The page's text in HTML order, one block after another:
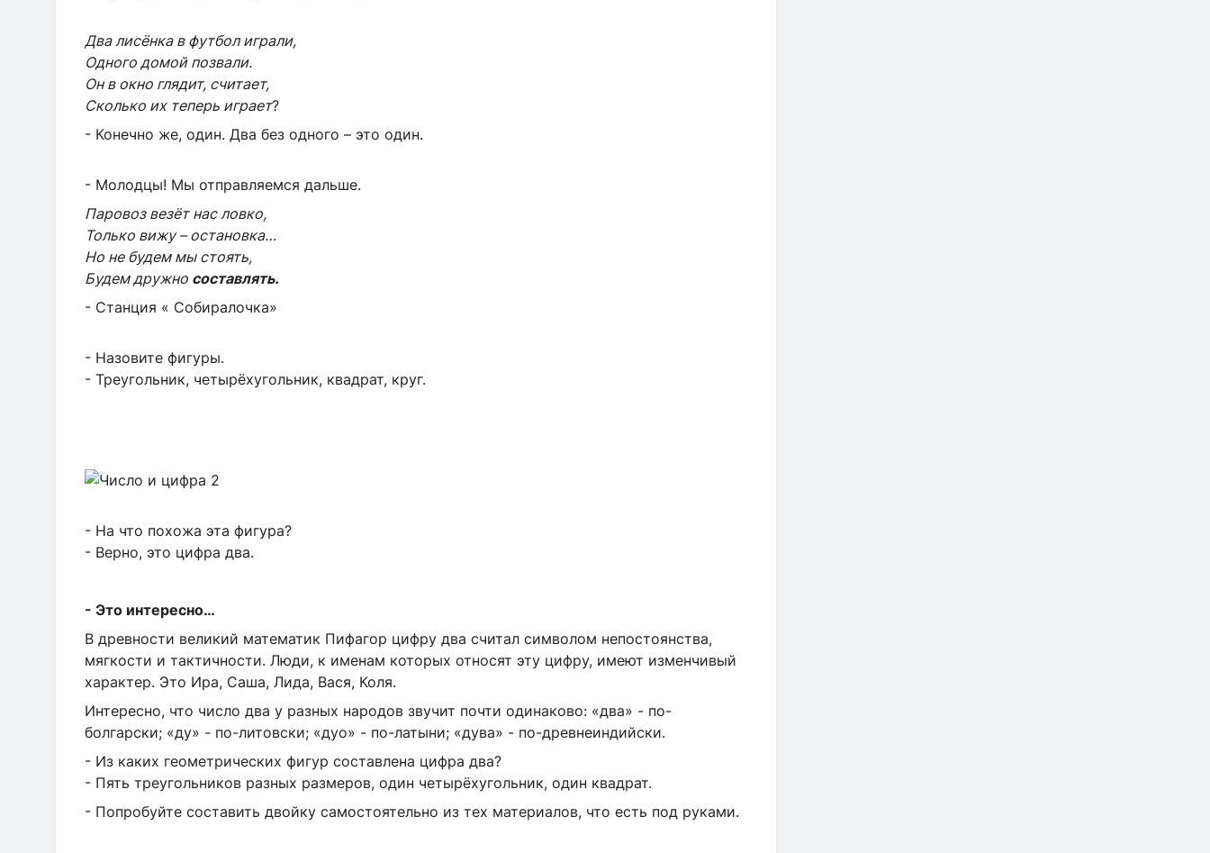
Два лисёнка в футбол играли,
Одного домой позвали.
Он в окно глядит, считает,
Сколько их теперь играет?
- Конечно же, один. Два без одного – это один.
- Молодцы! Мы отправляемся дальше.
Паровоз везёт нас ловко,
Только вижу – остановка…
Но не будем мы стоять,
Будем дружно составлять.
- Станция « Собиралочка»
- Назовите фигуры.
- Треугольник, четырёхугольник, квадрат, круг.
- На что похожа эта фигура?
- Верно, это цифра два.
- Это интересно…
В древности великий математик Пифагор цифру два считал символом непостоянства,
мягкости и тактичности. Люди, к именам которых относят эту цифру, имеют изменчивый
характер. Это Ира, Саша, Лида, Вася, Коля.
Интересно, что число два у разных народов звучит почти одинаково: «два» - по-
болгарски; «ду» - по-литовски; «дуо» - по-латыни; «дува» - по-древнеиндийски.
- Из каких геометрических фигур составлена цифра два?
- Пять треугольников разных размеров, один четырёхугольник, один квадрат.
- Попробуйте составить двойку самостоятельно из тех материалов, что есть под руками.